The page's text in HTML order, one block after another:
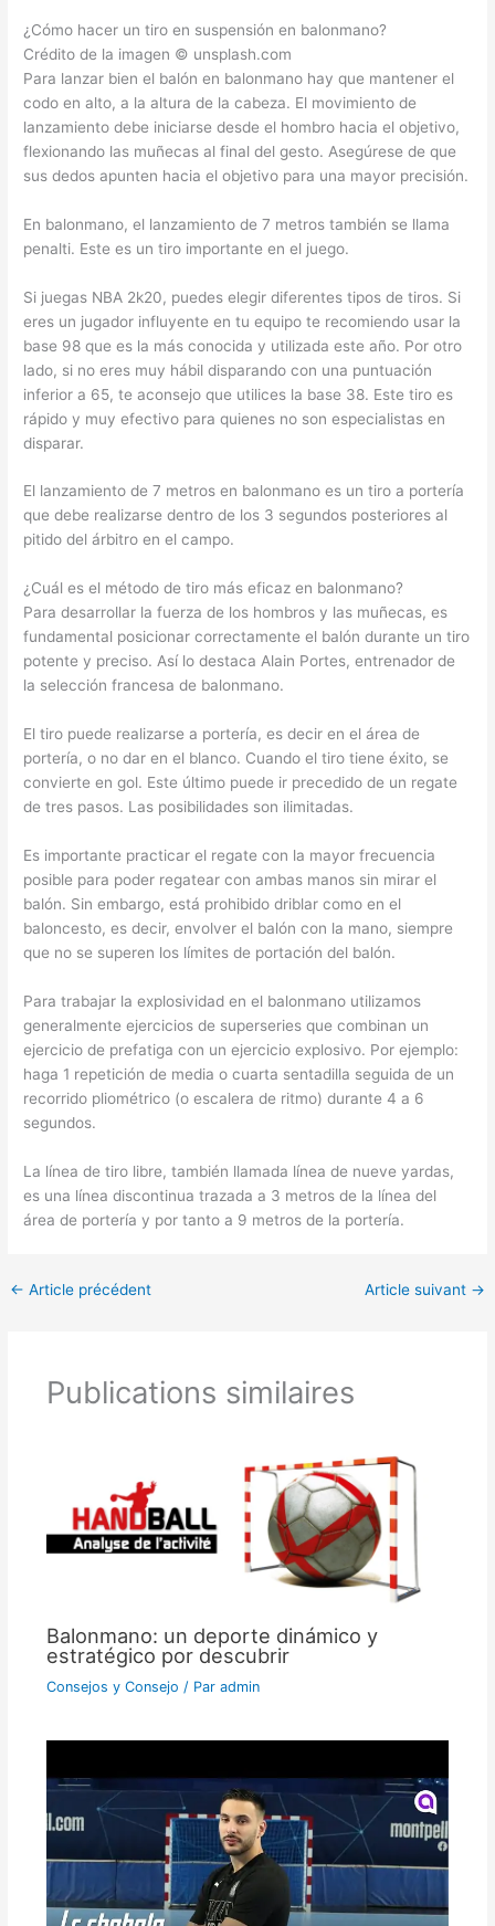
¿Cómo hacer un tiro en suspensión en balonmano?
Crédito de la imagen © unsplash.com
Para lanzar bien el balón en balonmano hay que mantener el
codo en alto, a la altura de la cabeza. El movimiento de
lanzamiento debe iniciarse desde el hombro hacia el objetivo,
flexionando las muñecas al final del gesto. Asegúrese de que
sus dedos apunten hacia el objetivo para una mayor precisión.
En balonmano, el lanzamiento de 7 metros también se llama
penalti. Este es un tiro importante en el juego.
Si juegas NBA 2k20, puedes elegir diferentes tipos de tiros. Si
eres un jugador influyente en tu equipo te recomiendo usar la
base 98 que es la más conocida y utilizada este año. Por otro
lado, si no eres muy hábil disparando con una puntuación
inferior a 65, te aconsejo que utilices la base 38. Este tiro es
rápido y muy efectivo para quienes no son especialistas en
disparar.
El lanzamiento de 7 metros en balonmano es un tiro a portería
que debe realizarse dentro de los 3 segundos posteriores al
pitido del árbitro en el campo.
¿Cuál es el método de tiro más eficaz en balonmano?
Para desarrollar la fuerza de los hombros y las muñecas, es
fundamental posicionar correctamente el balón durante un tiro
potente y preciso. Así lo destaca Alain Portes, entrenador de
la selección francesa de balonmano.
El tiro puede realizarse a portería, es decir en el área de
portería, o no dar en el blanco. Cuando el tiro tiene éxito, se
convierte en gol. Este último puede ir precedido de un regate
de tres pasos. Las posibilidades son ilimitadas.
Es importante practicar el regate con la mayor frecuencia
posible para poder regatear con ambas manos sin mirar el
balón. Sin embargo, está prohibido driblar como en el
baloncesto, es decir, envolver el balón con la mano, siempre
que no se superen los límites de portación del balón.
Para trabajar la explosividad en el balonmano utilizamos
generalmente ejercicios de superseries que combinan un
ejercicio de prefatiga con un ejercicio explosivo. Por ejemplo:
haga 1 repetición de media o cuarta sentadilla seguida de un
recorrido pliométrico (o escalera de ritmo) durante 4 a 6
segundos.
La línea de tiro libre, también llamada línea de nueve yardas,
es una línea discontinua trazada a 3 metros de la línea del
área de portería y por tanto a 9 metros de la portería.
← Article précédent Article suivant →
Publications similaires
Balonmano: un deporte dinámico y
estratégico por descubrir
Consejos y Consejo / Par admin